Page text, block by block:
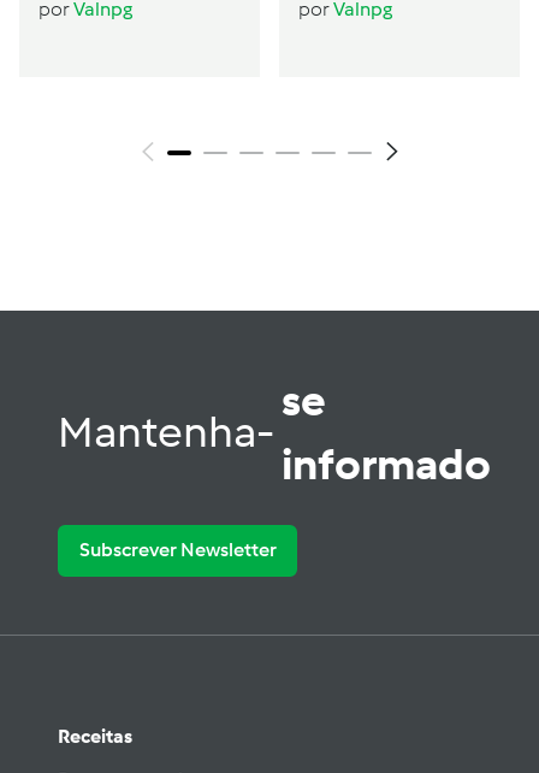
Seitan (2 pessoas)
porValnpg porValnpg
Mantenha-
se
informado
Subscrever Newsletter
Receitas